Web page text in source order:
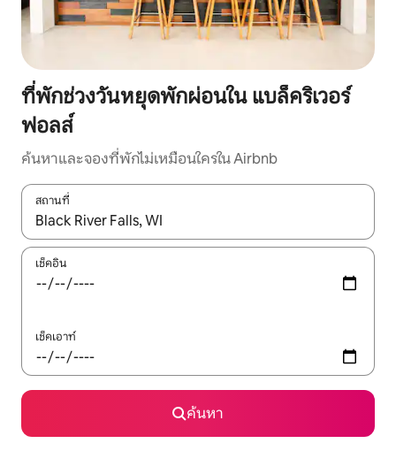
ที่พักช่วงวันหยุดพักผ่อนใน แบล็คริเวอร์
ฟอลส์
ค้นหาและจองที่พักไม่เหมือนใครใน Airbnb
สถานที่
ใช้ลูกศรขึ้นลง หรือใช้การสัมผัสหรือปัด เพื่อสำรวจผลการค้นหา
เช็คอิน
เช็คเอาท์
ค้นหา